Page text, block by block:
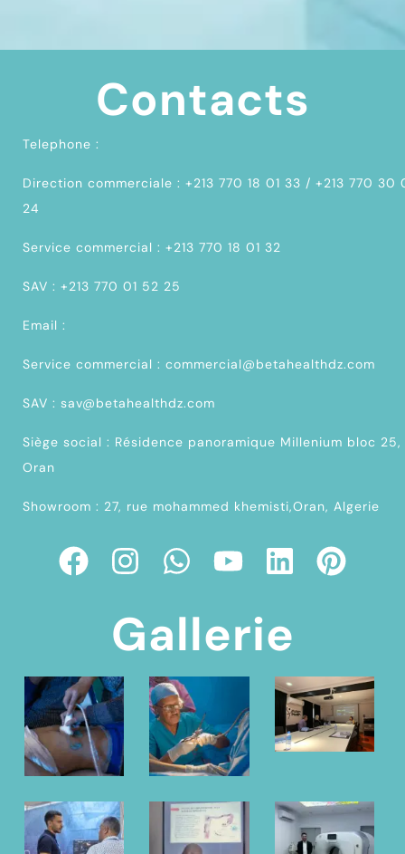
Contacts
Telephone :
Direction commerciale : +213 770 18 01 33 / +213 770 30
24
Service commercial : +213 770 18 01 32
SAV : +213 770 01 52 25
Email :
Service commercial : commercial@betahealthdz.com
SAV : sav@betahealthdz.com
Siège social : Résidence panoramique Millenium bloc 25,
Oran
Showroom : 27, rue mohammed khemisti,Oran, Algerie
Gallerie